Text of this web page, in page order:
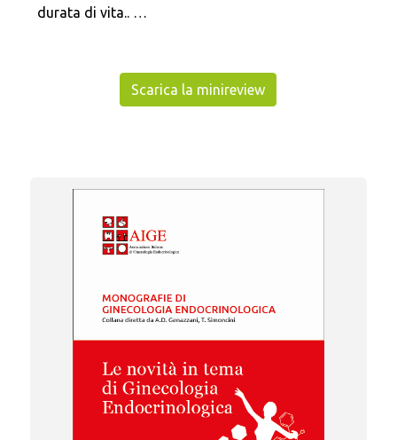
durata di vita.. …
Scarica la minireview